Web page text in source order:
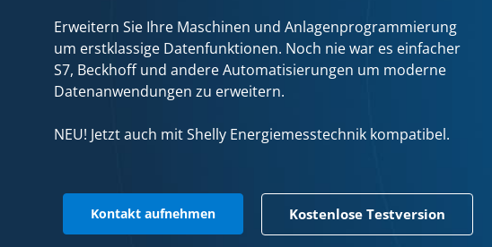
Erweitern Sie Ihre Maschinen und Anlagenprogrammierung
um erstklassige Datenfunktionen. Noch nie war es einfacher
S7, Beckhoff und andere Automatisierungen um moderne
Datenanwendungen zu erweitern.
NEU! Jetzt auch mit Shelly Energiemesstechnik kompatibel.
Kontakt aufnehmen Kostenlose Testversion